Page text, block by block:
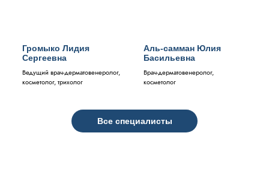
Громыко Лидия
Сергеевна
Ведущий врач-дерматовенеролог,
косметолог, трихолог
Аль-самман Юлия
Басильевна
Врач-дерматовенеролог,
косметолог
Все специалисты